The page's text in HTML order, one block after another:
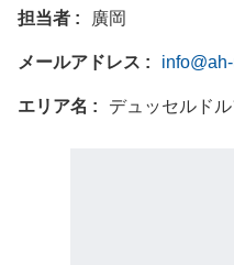
担当者 廣岡
メールアドレス
エリア名 デュッセルド